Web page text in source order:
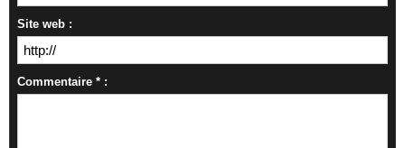
Site web :
Commentaire * :